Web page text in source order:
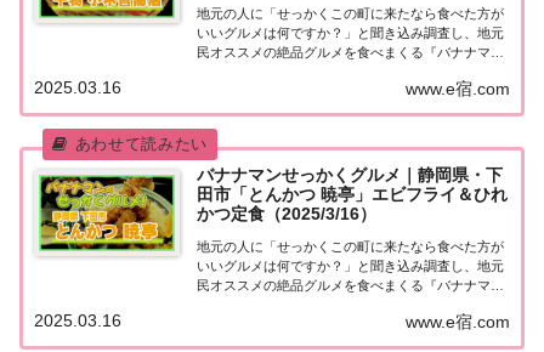
地元の人に「せっかくこの町に来たなら食べた方が
いいグルメは何ですか？」と聞き込み調査し、地元
民オススメの絶品グルメを食べまくる『バナナマン
マンのせっかくグルメ』は日村さんが静岡県・下田
市で絶品グルメを満喫！こちらのページではその...
www.e宿.com
2025.03.16
バナナマンせっかくグルメ｜静岡県・下
田市「とんかつ 暁亭」エビフライ＆ひれ
かつ定食（2025/3/16）
地元の人に「せっかくこの町に来たなら食べた方が
いいグルメは何ですか？」と聞き込み調査し、地元
民オススメの絶品グルメを食べまくる『バナナマン
マンのせっかくグルメ』は日村さんが静岡県・下田
市で絶品グルメを満喫！こちらのページではその...
www.e宿.com
2025.03.16